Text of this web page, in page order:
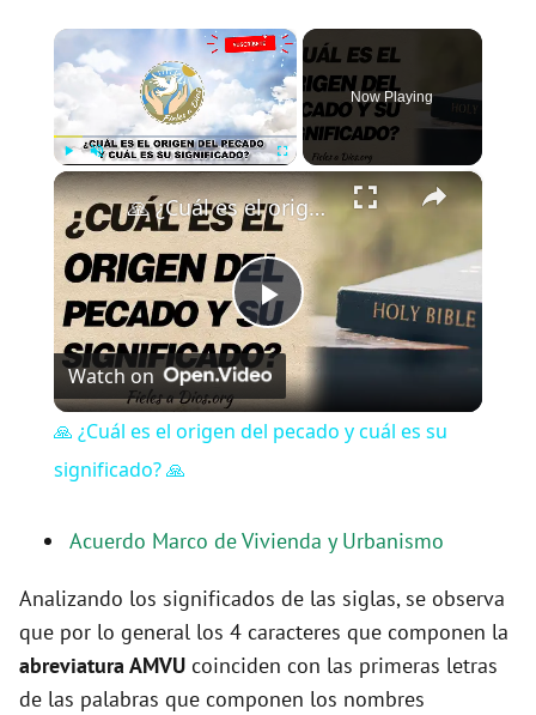
×
Play Unmute Fullscreen
Now Playing
×
P
l
y
V
i
🙏 ¿Cuál es el origen del pecado y cuál es su significado? 🙏
Watch on
🙏 ¿Cuál es el origen del pecado y cuál es su
significado? 🙏
Acuerdo Marco de Vivienda y Urbanismo
Analizando los significados de las siglas, se observa
que por lo general los 4 caracteres que componen la
abreviatura AMVU coinciden con las primeras letras
de las palabras que componen los nombres